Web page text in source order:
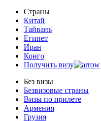
Страны
Китай
Тайвань
Египет
Иран
Конго
Получить визу
Без визы
Безвизовые страны
Визы по прилете
Армения
Грузия